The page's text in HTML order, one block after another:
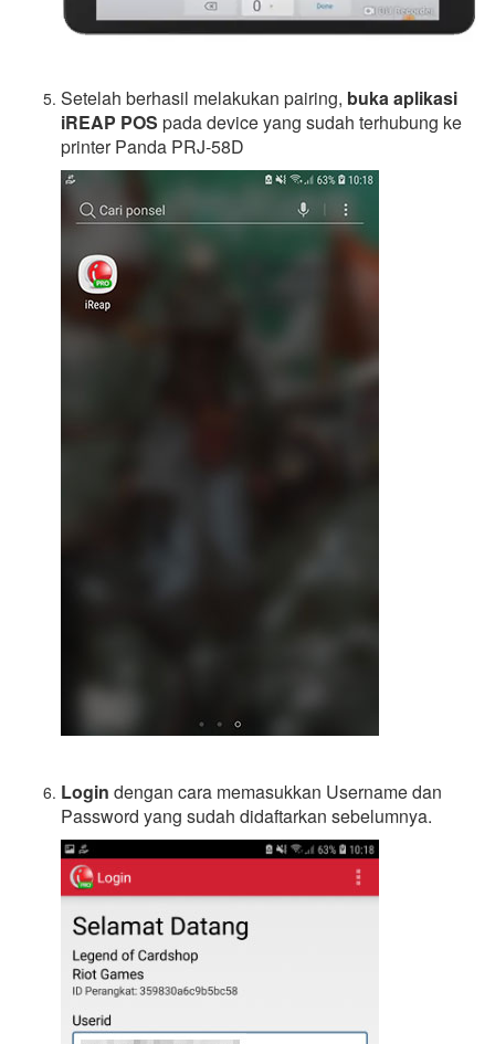
Setelah berhasil melakukan pairing, buka aplikasi
iREAP POS pada device yang sudah terhubung ke
printer Panda PRJ-58D
Login dengan cara memasukkan Username dan
Password yang sudah didaftarkan sebelumnya.